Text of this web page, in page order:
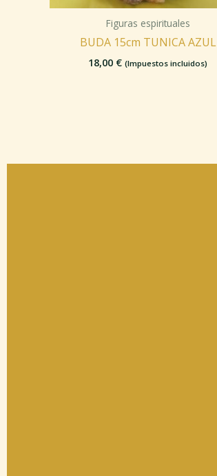
Figuras espirituales
BUDA 15cm TUNICA AZUL
18,00 € (Impuestos incluidos)